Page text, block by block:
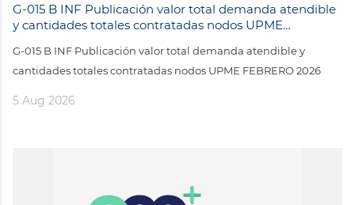
G-015 B INF Publicación valor total demanda atendible
y cantidades totales contratadas nodos UPME
G-015 B INF Publicación valor total demanda atendible y
cantidades totales contratadas nodos UPME FEBRERO 2026
5 Aug 2026